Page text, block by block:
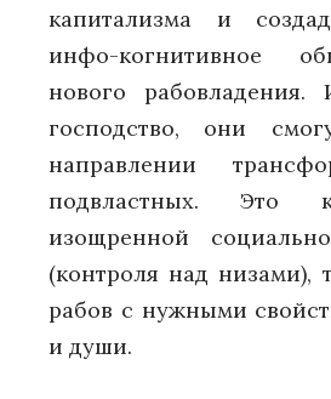
капитализма и
инфо-когнитивное
нового рабовладения.
господство, они
направлении
подвластных. Это
изощренной
(контроля над низами),
рабов с нужными
и души.